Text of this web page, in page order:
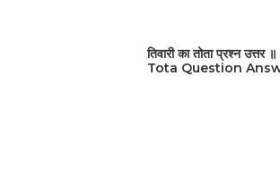
तिवारी का तोता प्रश्न
Tota Question